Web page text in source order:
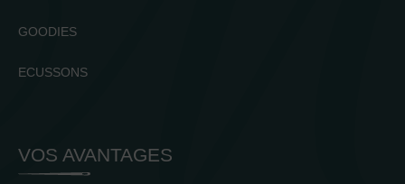
GOODIES
ECUSSONS
VOS AVANTAGES